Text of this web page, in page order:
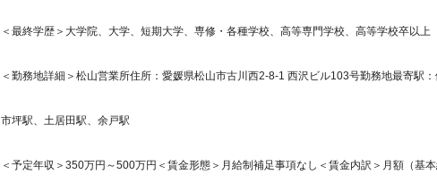
＜最終学歴＞大学院、大学、短期大学、専修・各種学校、高等専門学校、高等学校卒以上
＜勤務地詳細＞松山営業所住所：愛媛県松山市古川西2-8-1 西沢ビル103号勤務地最寄駅：
市坪駅、土居田駅、余戸駅
＜予定年収＞350万円～500万円＜賃金形態＞月給制補足事項なし＜賃金内訳＞月額（基本